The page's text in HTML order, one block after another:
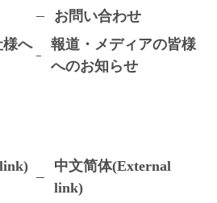
お問い合わせ
様へ
報道・メディアの皆様
へのお知らせ
中文简体(External
link)